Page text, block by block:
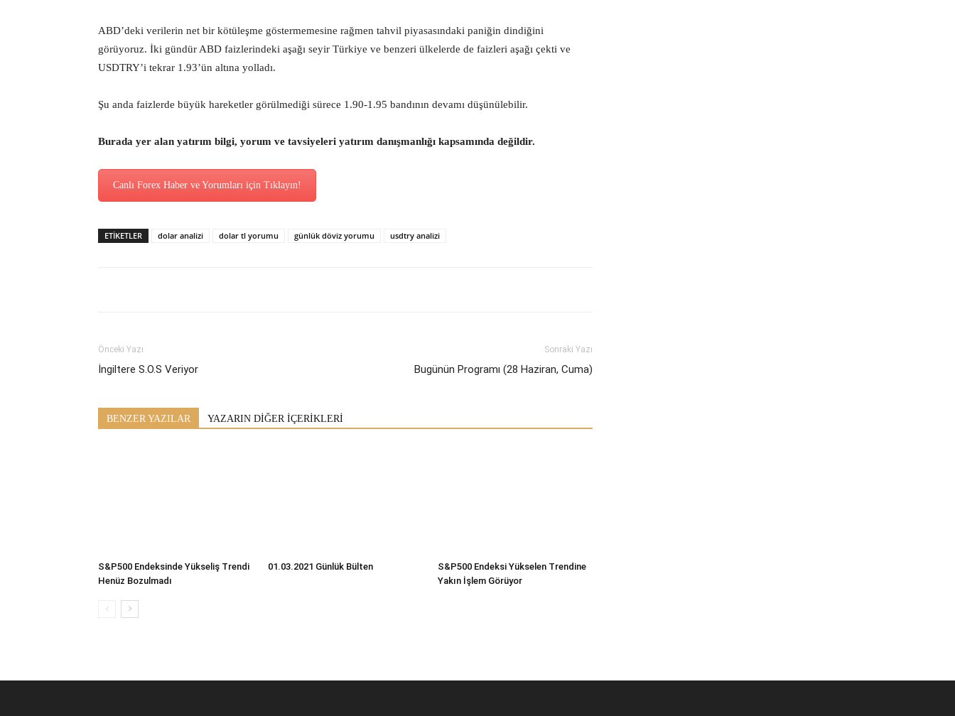
ABD’deki verilerin net bir kötüleşme göstermemesine rağmen tahvil piyasasındaki paniğin dindiğini
görüyoruz. İki gündür ABD faizlerindeki aşağı seyir Türkiye ve benzeri ülkelerde de faizleri aşağı çekti ve
USDTRY’i tekrar 1.93’ün altına yolladı.
Şu anda faizlerde büyük hareketler görülmediği sürece 1.90-1.95 bandının devamı düşünülebilir.
Burada yer alan yatırım bilgi, yorum ve tavsiyeleri yatırım danışmanlığı kapsamında değildir.
Canlı Forex Haber ve Yorumları için Tıklayın!
ETİKETLER dolar analizi dolar tl yorumu günlük döviz yorumu usdtry analizi
Önceki Yazı
İngiltere S.O.S Veriyor
Sonraki Yazı
Bugünün Programı (28 Haziran, Cuma)
BENZER YAZILAR YAZARIN DİĞER İÇERİKLERİ
S&P500 Endeksinde Yükseliş Trendi
Henüz Bozulmadı
01.03.2021 Günlük Bülten
S&P500 Endeksi Yükselen Trendine
Yakın İşlem Görüyor